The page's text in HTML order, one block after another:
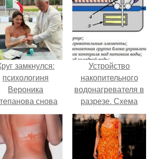
замкнулся:
психологиня
Вероника
снова
замуж за
собственного
мужа.
Устройство
накопительного
водонагревателя в
разрезе. Схема
устройства
накопительного
водонагревателя —
бойлера